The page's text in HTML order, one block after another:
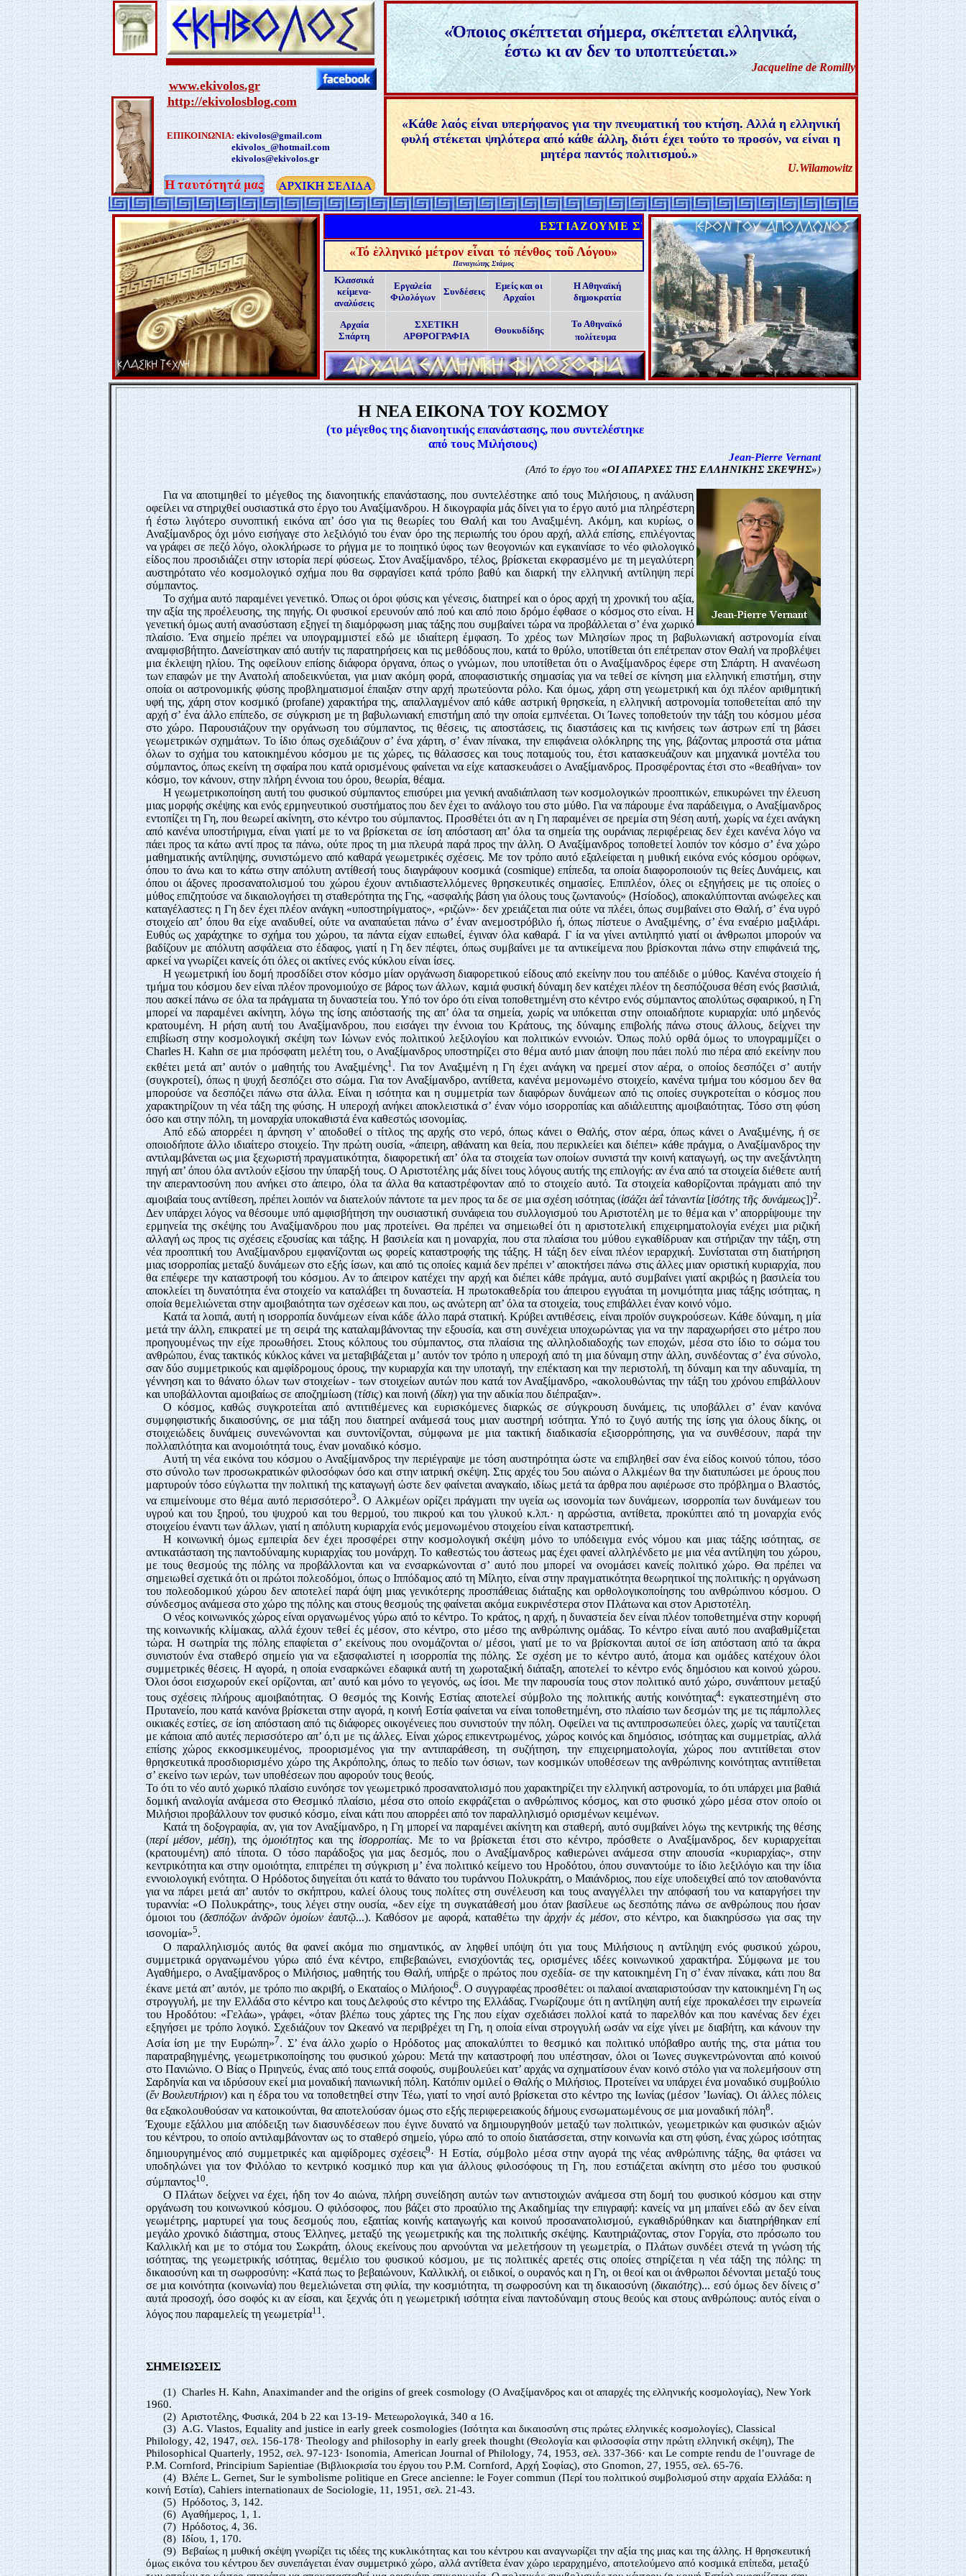
www.ekivolos.gr
http://ekivolosblog.com
ΕΠΙΚΟΙΝΩΝΙΑ: ekivolos@gmail.com
ekivolos_@hotmail.com
ekivolos@ekivolos.gr
«Όποιος σκέπτεται σήμερα, σκέπτεται ελληνικά,
έστω κι αν δεν το υποπτεύεται.»
Jacqueline de Romilly
«Κάθε λαός είναι υπερήφανος για την πνευματική του κτήση. Αλλά η ελληνική
φυλή στέκεται ψηλότερα από κάθε άλλη, διότι έχει τούτο το προσόν, να είναι η
μητέρα παντός πολιτισμού.»
U.Wilamowitz
ΕΣΤΙΑΖΟΥΜΕ ΣΤΟΝ ΑΡΧΑΙΟ ΕΛΛΗΝΙΚΟ ΠΟΛΙΤΙΣΜΟ
«Τό ἑλληνικό μέτρον εἶναι τό πένθος τοῦ Λόγου»
Παναγιώτης Στάμος
Κλασσικά
κείμενα-
αναλύσεις
Εργαλεία
Φιλολόγων
Συνδέσεις
Εμείς και οι
Αρχαίοι
Η Αθηναϊκή
δημοκρατία
Αρχαία
Σπάρτη
ΣΧΕΤΙΚΗ
ΑΡΘΡΟΓΡΑΦΙΑ
Θουκυδίδης
Το Αθηναϊκό
πολίτευμα
Η ΝΕΑ ΕΙΚΟΝΑ ΤΟΥ ΚΟΣΜΟΥ
(το μέγεθος της διανοητικής επανάστασης, που συντελέστηκε
από τους Μιλήσιους)
Jean-Pierre Vernant
(Από το έργο του «ΟΙ ΑΠΑΡΧΕΣ ΤΗΣ ΕΛΛΗΝΙΚΗΣ ΣΚΕΨΗΣ»)
Για να αποτιμηθεί το μέγεθος της διανοητικής επανάστασης, που συντελέστηκε από τους Μιλήσιους, η ανάλυση
οφείλει να στηριχθεί ουσιαστικά στο έργο του Αναξίμανδρου. Η δικογραφία μάς δίνει για το έργο αυτό μια πληρέστερη
ή έστω λιγότερο συνοπτική εικόνα απ’ όσο για τις θεωρίες του Θαλή και του Αναξιμένη. Ακόμη, και κυρίως, ο
Αναξίμανδρος όχι μόνο εισήγαγε στο λεξιλόγιό του έναν όρο της περιωπής του όρου αρχή, αλλά επίσης, επιλέγοντας
να γράφει σε πεζό λόγο, ολοκλήρωσε το ρήγμα με το ποιητικό ύφος των θεογονιών και εγκαινίασε το νέο φιλολογικό
είδος που προσιδιάζει στην ιστορία περί φύσεως. Στον Αναξίμανδρο, τέλος, βρίσκεται εκφρασμένο με τη μεγαλύτερη
αυστηρότατο νέο κοσμολογικό σχήμα που θα σφραγίσει κατά τρόπο βαθύ και διαρκή την ελληνική αντίληψη περί
σύμπαντος.
Το σχήμα αυτό παραμένει γενετικό. Όπως οι όροι φύσις και γένεσις, διατηρεί και ο όρος αρχή τη χρονική του αξία,
την αξία της προέλευσης, της πηγής. Οι φυσικοί ερευνούν από πού και από ποιο δρόμο έφθασε ο κόσμος στο είναι. Η
γενετική όμως αυτή ανασύσταση εξηγεί τη διαμόρφωση μιας τάξης που συμβαίνει τώρα να προβάλλεται σ’ ένα χωρικό
πλαίσιο. Ένα σημείο πρέπει να υπογραμμιστεί εδώ με ιδιαίτερη έμφαση. Το χρέος των Μιλησίων προς τη βαβυλωνιακή αστρονομία είναι
αναμφισβήτητο. Δανείστηκαν από αυτήν τις παρατηρήσεις και τις μεθόδους που, κατά το θρύλο, υποτίθεται ότι επέτρεπαν στον Θαλή να προβλέψει
μια έκλειψη ηλίου. Της οφείλουν επίσης διάφορα όργανα, όπως ο γνώμων, που υποτίθεται ότι ο Αναξίμανδρος έφερε στη Σπάρτη. Η ανανέωση
των επαφών με την Ανατολή αποδεικνύεται, για μιαν ακόμη φορά, αποφασιστικής σημασίας για να τεθεί σε κίνηση μια ελληνική επιστήμη, στην
οποία οι αστρονομικής φύσης προβληματισμοί έπαιξαν στην αρχή πρωτεύοντα ρόλο. Και όμως, χάρη στη γεωμετρική και όχι πλέον αριθμητική
υφή της, χάρη στον κοσμικό (profane) χαρακτήρα της, απαλλαγμένον από κάθε αστρική θρησκεία, η ελληνική αστρονομία τοποθετείται από την
αρχή σ’ ένα άλλο επίπεδο, σε σύγκριση με τη βαβυλωνιακή επιστήμη από την οποία εμπνέεται. Οι Ίωνες τοποθετούν την τάξη του κόσμου μέσα
στο χώρο. Παρουσιάζουν την οργάνωση του σύμπαντος, τις θέσεις, τις αποστάσεις, τις διαστάσεις και τις κινήσεις των άστρων επί τη βάσει
γεωμετρικών σχημάτων. Το ίδιο όπως σχεδιάζουν σ’ ένα χάρτη, σ’ έναν πίνακα, την επιφάνεια ολόκληρης της γης, βάζοντας μπροστά στα μάτια
όλων το σχήμα του κατοικημένου κόσμου με τις χώρες, τις θάλασσες και τους ποταμούς του, έτσι κατασκευάζουν και μηχανικά μοντέλα του
σύμπαντος, όπως εκείνη τη σφαίρα που κατά ορισμένους φαίνεται να είχε κατασκευάσει ο Αναξίμανδρος. Προσφέροντας έτσι στο «θεαθήναι» τον
κόσμο, τον κάνουν, στην πλήρη έννοια του όρου, θεωρία, θέαμα.
Η γεωμετρικοποίηση αυτή του φυσικού σύμπαντος επισύρει μια γενική αναδιάπλαση των κοσμολογικών προοπτικών, επικυρώνει την έλευση
μιας μορφής σκέψης και ενός ερμηνευτικού συστήματος που δεν έχει το ανάλογο του στο μύθο. Για να πάρουμε ένα παράδειγμα, ο Αναξίμανδρος
εντοπίζει τη Γη, που θεωρεί ακίνητη, στο κέντρο του σύμπαντος. Προσθέτει ότι αν η Γη παραμένει σε ηρεμία στη 9έση αυτή, χωρίς να έχει ανάγκη
από κανένα υποστήριγμα, είναι γιατί με το να βρίσκεται σε ίση απόσταση απ’ όλα τα σημεία της ουράνιας περιφέρειας δεν έχει κανένα λόγο να
πάει προς τα κάτω αντί προς τα πάνω, ούτε προς τη μια πλευρά παρά προς την άλλη. Ο Αναξίμανδρος τοποθετεί λοιπόν τον κόσμο σ’ ένα χώρο
μαθηματικής αντίληψης, συνιστώμενο από καθαρά γεωμετρικές σχέσεις. Με τον τρόπο αυτό εξαλείφεται η μυθική εικόνα ενός κόσμου ορόφων,
όπου το άνω και το κάτω στην απόλυτη αντίθεσή τους διαγράφουν κοσμικά (cosmique) επίπεδα, τα οποία διαφοροποιούν τις θείες Δυνάμεις, και
όπου οι άξονες προσανατολισμού του χώρου έχουν αντιδιαστελλόμενες θρησκευτικές σημασίες. Επιπλέον, όλες οι εξηγήσεις με τις οποίες ο
μύθος επιζητούσε να δικαιολογήσει τη σταθερότητα της Γης, «ασφαλής βάση για όλους τους ζωντανούς» (Ησίοδος), αποκαλύπτονται ανώφελες και
καταγέλαστες: η Γη δεν έχει πλέον ανάγκη «υποστηρίγματος», «ριζών»· δεν χρειάζεται πια ούτε να πλέει, όπως συμβαίνει στο Θαλή, σ’ ένα υγρό
στοιχείο απ’ όπου θα είχε αναδυθεί, ούτε να αναπαύεται πάνω σ’ έναν ανεμοστρόβιλο ή, όπως πίστευε ο Αναξιμένης, σ’ ένα εναέριο μαξιλάρι.
Ευθύς ως χαράχτηκε το σχήμα του χώρου, τα πάντα είχαν ειπωθεί, έγιναν όλα καθαρά. Γ ία να γίνει αντιληπτό γιατί οι άνθρωποι μπορούν να
βαδίζουν με απόλυτη ασφάλεια στο έδαφος, γιατί η Γη δεν πέφτει, όπως συμβαίνει με τα αντικείμενα που βρίσκονται πάνω στην επιφάνειά της,
αρκεί να γνωρίζει κανείς ότι όλες οι ακτίνες ενός κύκλου είναι ίσες.
Η γεωμετρική ίου δομή προσδίδει στον κόσμο μίαν οργάνωση διαφορετικού είδους από εκείνην που του απέδιδε ο μύθος. Κανένα στοιχείο ή
τμήμα του κόσμου δεν είναι πλέον προνομιούχο σε βάρος των άλλων, καμιά φυσική δύναμη δεν κατέχει πλέον τη δεσπόζουσα θέση ενός βασιλιά,
που ασκεί πάνω σε όλα τα πράγματα τη δυναστεία του. Υπό τον όρο ότι είναι τοποθετημένη στο κέντρο ενός σύμπαντος απολύτως σφαιρικού, η Γη
μπορεί να παραμένει ακίνητη, λόγω της ίσης απόστασής της απ’ όλα τα σημεία, χωρίς να υπόκειται στην οποιαδήποτε κυριαρχία: υπό μηδενός
κρατουμένη. Η ρήση αυτή του Αναξίμανδρου, που εισάγει την έννοια του Κράτους, της δύναμης επιβολής πάνω στους άλλους, δείχνει την
επιβίωση στην κοσμολογική σκέψη των Ιώνων ενός πολιτικού λεξιλογίου και πολιτικών εννοιών. Όπως πολύ ορθά όμως το υπογραμμίζει ο
CharlesΗ. Kahnσε μια πρόσφατη μελέτη του, ο Αναξίμανδρος υποστηρίζει στο θέμα αυτό μιαν άποψη που πάει πολύ πιο πέρα από εκείνην που
εκθέτει μετά απ’ αυτόν ο μαθητής του Αναξιμένης1. Για τον Αναξιμένη η Γη έχει ανάγκη να ηρεμεί στον αέρα, ο οποίος δεσπόζει σ’ αυτήν
(συγκροτεί), όπως η ψυχή δεσπόζει στο σώμα. Για τον Αναξίμανδρο, αντίθετα, κανένα μεμονωμένο στοιχείο, κανένα τμήμα του κόσμου δεν θα
μπορούσε να δεσπόζει πάνω στα άλλα. Είναι η ισότητα και η συμμετρία των διαφόρων δυνάμεων από τις οποίες συγκροτείται ο κόσμος που
χαρακτηρίζουν τη νέα τάξη της φύσης. Η υπεροχή ανήκει αποκλειστικά σ’ έναν νόμο ισορροπίας και αδιάλειπτης αμοιβαιότητας. Τόσο στη φύση
όσο και στην πόλη, τη μοναρχία υποκαθιστά ένα καθεστώς ισονομίας.
Από εδώ απορρέει η άρνηση ν’ αποδοθεί ο τίτλος της αρχής στο νερό, όπως κάνει ο Θαλής, στον αέρα, όπως κάνει ο Αναξιμένης, ή σε
οποιοδήποτε άλλο ιδιαίτερο στοιχείο. Την πρώτη ουσία, «άπειρη, αθάνατη και θεία, που περικλείει και διέπει» κάθε πράγμα, ο Αναξίμανδρος την
αντιλαμβάνεται ως μια ξεχωριστή πραγματικότητα, διαφορετική απ’ όλα τα στοιχεία των οποίων συνιστά την κοινή καταγωγή, ως την ανεξάντλητη
πηγή απ’ όπου όλα αντλούν εξίσου την ύπαρξή τους. Ο Αριστοτέλης μάς δίνει τους λόγους αυτής της επιλογής: αν ένα από τα στοιχεία διέθετε αυτή
την απεραντοσύνη που ανήκει στο άπειρο, όλα τα άλλα θα καταστρέφονταν από το στοιχείο αυτό. Τα στοιχεία καθορίζονται πράγματι από την
αμοιβαία τους αντίθεση, πρέπει λοιπόν να διατελούν πάντοτε τα μεν προς τα δε σε μια σχέση ισότητας (ἰσάζει ἀεΐ τἀναντία[ἰσότης τῆς δυνάμεως])2.
Δεν υπάρχει λόγος να θέσουμε υπό αμφισβήτηση την ουσιαστική συνάφεια του συλλογισμού του Αριστοτέλη με το θέμα και ν’ απορρίψουμε την
ερμηνεία της σκέψης του Αναξίμανδρου που μας προτείνει. Θα πρέπει να σημειωθεί ότι η αριστοτελική επιχειρηματολογία ενέχει μια ριζική
αλλαγή ως προς τις σχέσεις εξουσίας και τάξης. Η βασιλεία και η μοναρχία, που στα πλαίσια του μύθου εγκαθίδρυαν και στήριζαν την τάξη, στη
νέα προοπτική του Αναξίμανδρου εμφανίζονται ως φορείς καταστροφής της τάξης. Η τάξη δεν είναι πλέον ιεραρχική. Συνίσταται στη διατήρηση
μιας ισορροπίας μεταξύ δυνάμεων στο εξής ίσων, και από τις οποίες καμιά δεν πρέπει ν’ αποκτήσει πάνω στις άλλες μιαν οριστική κυριαρχία, που
θα επέφερε την καταστροφή του κόσμου. Αν το άπειρον κατέχει την αρχή και διέπει κάθε πράγμα, αυτό συμβαίνει γιατί ακριβώς η βασιλεία του
αποκλείει τη δυνατότητα ένα στοιχείο να καταλάβει τη δυναστεία. Η πρωτοκαθεδρία του άπειρου εγγυάται τη μονιμότητα μιας τάξης ισότητας, η
οποία θεμελιώνεται στην αμοιβαιότητα των σχέσεων και που, ως ανώτερη απ’ όλα τα στοιχεία, τους επιβάλλει έναν κοινό νόμο.
Κατά τα λοιπά, αυτή η ισορροπία δυνάμεων είναι κάδε άλλο παρά στατική. Κρύβει αντιθέσεις, είναι προϊόν συγκρούσεων. Κάθε δύναμη, η μία
μετά την άλλη, επικρατεί με τη σειρά της καταλαμβάνοντας την εξουσία, και στη συνέχεια υποχωρώντας για να την παραχωρήσει στο μέτρο που
προηγουμένως την είχε προωθήσει. Στους κόλπους του σύμπαντος, στα πλαίσια της αλληλοδιαδοχής των εποχών, μέσα στο ίδιο το σώμα του
ανθρώπου, ένας τακτικός κύκλος κάνει να μεταβιβάζεται μ’ αυτόν τον τρόπο η υπεροχή από τη μια δύναμη στην άλλη, συνδέοντας σ’ ένα σύνολο,
σαν δύο συμμετρικούς και αμφίδρομους όρους, την κυριαρχία και την υποταγή, την επέκταση και την περιστολή, τη δύναμη και την αδυναμία, τη
γέννηση και το θάνατο όλων των στοιχείων - των στοιχείων αυτών που κατά τον Αναξίμανδρο, «ακολουθώντας την τάξη του χρόνου επιβάλλουν
και υποβάλλονται αμοιβαίως σε αποζημίωση (τίσις) και ποινή (δίκη) για την αδικία που διέπραξαν».
Ο κόσμος, καθώς συγκροτείται από αντιτιθέμενες και ευρισκόμενες διαρκώς σε σύγκρουση δυνάμεις, τις υποβάλλει σ’ έναν κανόνα
συμφηφιστικής δικαιοσύνης, σε μια τάξη που διατηρεί ανάμεσά τους μιαν αυστηρή ισότητα. Υπό το ζυγό αυτής της ίσης για όλους δίκης, οι
στοιχειώδεις δυνάμεις συνενώνονται και συντονίζονται, σύμφωνα με μια τακτική διαδικασία εξισορρόπησης, για να συνθέσουν, παρά την
πολλαπλότητα και ανομοιότητά τους, έναν μοναδικό κόσμο.
Αυτή τη νέα εικόνα του κόσμου ο Αναξίμανδρος την περιέγραψε με τόση αυστηρότητα ώστε να επιβληθεί σαν ένα είδος κοινού τόπου, τόσο
στο σύνολο των προσωκρατικών φιλοσόφων όσο και στην ιατρική σκέψη. Στις αρχές του 5ου αιώνα ο Αλκμέων θα την διατυπώσει με όρους που
μαρτυρούν τόσο εύγλωττα την πολιτική της καταγωγή ώστε δεν φαίνεται αναγκαίο, ιδίως μετά τα άρθρα που αφιέρωσε στο πρόβλημα ο Βλαστός,
να επιμείνουμε στο θέμα αυτό περισσότερο3. Ο Αλκμέων ορίζει πράγματι την υγεία ως ισονομία των δυνάμεων, ισορροπία των δυνάμεων του
υγρού και του ξηρού, του ψυχρού και του θερμού, του πικρού και του γλυκού κ.λπ.· η αρρώστια, αντίθετα, προκύπτει από τη μοναρχία ενός
στοιχείου έναντι των άλλων, γιατί η απόλυτη κυριαρχία ενός μεμονωμένου στοιχείου είναι καταστρεπτική.
Η κοινωνική όμως εμπειρία δεν έχει προσφέρει στην κοσμολογική σκέψη μόνο το υπόδειγμα ενός νόμου και μιας τάξης ισότητας, σε
αντικατάσταση της παντοδύναμης κυριαρχίας του μονάρχη. Το καθεστώς του άστεως μας έχει φανεί αλληλένδετο με μια νέα αντίληψη του χώρου,
με τους θεσμούς της πόλης να προβάλλονται και να ενσαρκώνονται σ’ αυτό που μπορεί να ονομάσει κανείς πολιτικό χώρο. Θα πρέπει να
σημειωθεί σχετικά ότι οι πρώτοι πολεοδόμοι, όπως ο Ιππόδαμος από τη Μίλητο, είναι στην πραγματικότητα θεωρητικοί της πολιτικής: η οργάνωση
του πολεοδομικού χώρου δεν αποτελεί παρά όψη μιας γενικότερης προσπάθειας διάταξης και ορθολογικοποίησης του ανθρώπινου κόσμου. Ο
σύνδεσμος ανάμεσα στο χώρο της πόλης και στους θεσμούς της φαίνεται ακόμα ευκρινέστερα στον Πλάτωνα και στον Αριστοτέλη.
Ο νέος κοινωνικός χώρος είναι οργανωμένος γύρω από το κέντρο. Το κράτος, η αρχή, η δυναστεία δεν είναι πλέον τοποθετημένα στην κορυφή
της κοινωνικής κλίμακας, αλλά έχουν τεθεί ές μέσον, στο κέντρο, στο μέσο της ανθρώπινης ομάδας. Το κέντρο είναι αυτό που αναβαθμίζεται
τώρα. Η σωτηρία της πόλης επαφίεται σ’ εκείνους που ονομάζονται ο/ μέσοι, γιατί με το να βρίσκονται αυτοί σε ίση απόσταση από τα άκρα
συνιστούν ένα σταθερό σημείο για να εξασφαλιστεί η ισορροπία της πόλης. Σε σχέση με το κέντρο αυτό, άτομα και ομάδες κατέχουν όλοι
συμμετρικές θέσεις. Η αγορά, η οποία ενσαρκώνει εδαφικά αυτή τη χωροταξική διάταξη, αποτελεί το κέντρο ενός δημόσιου και κοινού χώρου.
Όλοι όσοι εισχωρούν εκεί ορίζονται, απ’ αυτό και μόνο το γεγονός, ως ίσοι. Με την παρουσία τους στον πολιτικό αυτό χώρο, συνάπτουν μεταξύ
τους σχέσεις πλήρους αμοιβαιότητας. Ο θεσμός της Κοινής Εστίας αποτελεί σύμβολο της πολιτικής αυτής κοινότητας4: εγκατεστημένη στο
Πρυτανείο, που κατά κανόνα βρίσκεται στην αγορά, η κοινή Εστία φαίνεται να είναι τοποθετημένη, στο πλαίσιο των δεσμών της με τις πάμπολλες
οικιακές εστίες, σε ίση απόσταση από τις διάφορες οικογένειες που συνιστούν την πόλη. Οφείλει να τις αντιπροσωπεύει όλες, χωρίς να ταυτίζεται
με κάποια από αυτές περισσότερο απ’ ό,τι με τις άλλες. Είναι χώρος επικεντρωμένος, χώρος κοινός και δημόσιος, ισότητας και συμμετρίας, αλλά
επίσης χώρος εκκοσμικευμένος, προορισμένος για την αντιπαράθεση, τη συ­ζήτηση, την επιχειρηματολογία, χώρος που αντιτίθεται στον
θρησκευτικά προσδιορισμένο χώρο της Ακρόπολης, όπως το πεδίο των όσιων, των κοσμικών υποθέσεων της ανθρώπινης κοινότητας αντιτίθεται
σ’ εκείνο των ιερών, των υποθέσεων που αφορούν τους θεούς.
Το ότι το νέο αυτό χωρικό πλαίσιο ευνόησε τον γεωμετρικό προσανατολισμό που χαρακτηρίζει την ελληνική αστρονομία, το ότι υπάρχει μια βαθιά
δομική αναλογία ανάμεσα στο Θεσμικό πλαίσιο, μέσα στο οποίο εκφράζεται ο ανθρώπινος κόσμος, και στο φυσικό χώρο μέσα στον οποίο οι
Μιλήσιοι προβάλλουν τον φυσικό κόσμο, είναι κάτι που απορρέει από τον παραλληλισμό ορισμένων κειμένων.
Κατά τη δοξογραφία, αν, για τον Αναξίμανδρο, η Γη μπορεί να παραμένει ακίνητη και σταθερή, αυτό συμβαίνει λόγω της κεντρικής της θέσης
(περί μέσον, μέση), τηςὁμοιότητοςκαι τηςἰσορροπίας. Με το να βρίσκεται έτσι στο κέντρο, πρόσθετε ο Αναξίμανδρος, δεν κυριαρχείται
(κρατουμένη) από τίποτα. Ο τόσο παράδοξος για μας δεσμός, που ο Αναξίμανδρος καθιερώνει ανάμεσα στην απουσία «κυριαρχίας», στην
κεντρικότητα και στην ομοιότητα, επιτρέπει τη σύγκριση μ’ ένα πολιτικό κείμενο του Ηροδότου, όπου συναντούμε το ίδιο λεξιλόγιο και την ίδια
εννοιολογική ενότητα. Ο Ηρόδοτος διηγείται ότι κατά το θάνατο του τυράννου Πολυκράτη, ο Μαιάνδριος, που είχε υποδειχθεί από τον αποθανόντα
για να πάρει μετά απ’ αυτόν το σκήπτρου, καλεί όλους τους πολίτες στη συνέλευση και τους αναγγέλλει την απόφασή του να καταρ­γήσει την
τυραννία: «Ο Πολυκράτης», τους λέγει στην ουσία, «δεν είχε τη συγκατάθεσή μου όταν βασίλευε ως δεσπότης πάνω σε ανθρώπους που ήσαν
όμοιοι του (δεσπόζων ἀνδρῶν ὁμοίων ἑαυτῷ...). Καθόσον με αφορά, καταθέτω την ἀρχήν ἐς μέσον, στο κέντρο, και διακηρύσσω για σας την
ισονομία»5.
Ο παραλληλισμός αυτός θα φανεί ακόμα πιο σημαντικός, αν ληφθεί υπόψη ότι για τους Μιλήσιους η αντίληψη ενός φυσικού χώρου,
συμμετρικά οργανωμένου γύρω από ένα κέντρο, επιβεβαιώνει, ενισχύοντάς τες, ορισμένες ιδέες κοινωνικού χαρακτήρα. Σύμφωνα με του
Αγαθήμερο, ο Αναξίμανδρος ο Μιλήσιος, μαθητής του Θαλή, υπήρξε ο πρώτος που σχεδία- σε την κατοικημένη Γη σ’ έναν πίνακα, κάτι που 8α
έκανε μετά απ’ αυτόν, με τρόπο πιο ακριβή, ο Εκαταίος ο Μιλήοιος6. Ο συγγραφέας προσθέτει: οι παλαιοί αναπαριστούσαν την κατοικημένη Γη ως
στρογγυλή, με την Ελλάδα στο κέντρο και τους Δελφούς στο κέντρο της Ελλάδας. Γνωρίζουμε ότι η αντίληψη αυτή είχε προκαλέσει την ειρωνεία
του Ηροδότου: «Γελάω», γράφει, «όταν βλέπω τους χάρτες της Γης που είχαν σχεδιάσει πολλοί κατά το παρελθόν και που κανένας δεν έχει
εξηγήσει με τρόπο λογικό. Σχεδιάζουν τον Ωκεανό να περιβρέχει τη Γη, η οποία είναι στρογγυλή ωσάν να είχε γίνει με διαβήτη, και κάνουν την
Ασία ίση με την Ευρώπη»7. Σ’ ένα άλλο χωρίο ο Ηρόδοτος μας αποκαλύπτει το θεσμικό και πολιτικό υπόβαθρο αυτής της, στα μάτια του
παρατραβηγμένης, γεωμετρικοποίησης του φυσικού χώρου: Μετά την καταστροφή που υπέστησαν, όλοι οι Ίωνες συγκεντρώνονται από κοινού
στο Πανιώνιο. Ο Βίας ο Πριηνεύς, ένας από τους επτά σοφούς, συμβουλεύει κατ’ αρχάς να σχηματίσουν έναν κοινό στόλο για να πολεμήσουν στη
Σαρδηνία και να ιδρύσουν εκεί μια μοναδική πανιωνική πόλη. Κατόπιν ομιλεί ο Θαλής ο Μιλήσιος. Προτείνει να υπάρχει ένα μοναδικό συμβούλιο
(ἕν Βουλευτήριον) και η έδρα του να τοποθετηθεί στην Τέω, γιατί το νησί αυτό βρίσκεται στο κέντρο της Ιωνίας (μέσον ’Ιωνίας). Οι άλλες πόλεις
θα εξακολουθούσαν να κατοικούνται, θα αποτελούσαν όμως στο εξής περιφερειακούς δήμους ενσωματωμένους σε μια μοναδική πόλη8.
Έχουμε εξάλλου μια απόδειξη των διασυνδέσεων που έγινε δυνατό να δημιουργηθούν μεταξύ των πολιτικών, γεωμετρικών και φυσικών αξιών
του κέντρου, το οποίο αντιλαμβάνονταν ως το σταθερό σημείο, γύρω από το οποίο διατάσσεται, στην κοινωνία και στη φύση, ένας χώρος ισότητας
δημιουργημένος από συμμετρικές και αμφίδρομες σχέσεις9· Η Εστία, σύμβολο μέσα στην αγορά της νέας ανθρώπινης τάξης, θα φτάσει να
υποδηλώνει για τον Φιλόλαο το κεντρικό κοσμικό πυρ και για άλλους φιλοσόφους τη Γη, που εστιάζεται ακίνητη στο μέσο του φυσικού
σύμπαντος10.
Ο Πλάτων δείχνει να έχει, ήδη τον 4ο αιώνα, πλήρη συνείδηση αυτών των αντιστοιχιών ανάμεσα στη δομή του φυσικού κόσμου και στην
οργάνωση του κοινωνικού κόσμου. Ο φιλόσοφος, που βάζει στο προαύλιο της Ακαδημίας την επιγραφή: κανείς να μη μπαίνει εδώ αν δεν είναι
γεωμέτρης, μαρτυρεί για τους δεσμούς που, εξαιτίας κοινής καταγωγής και κοινού προσανατολισμού, εγκαθιδρύθηκαν και διατηρήθηκαν επί
μεγάλο χρονικό διάστημα, στους Έλληνες, μεταξύ της γεωμετρικής και της πολιτικής σκέψης. Καυτηριάζοντας, στον Γοργία, στο πρόσωπο του
Καλλικλή και με το στόμα του Σωκράτη, όλους εκείνους που αρνούνται να μελετήσουν τη γεωμετρία, ο Πλάτων συνδέει στενά τη γνώση τής
ισότητας, της γεωμετρικής ισότητας, θεμέλιο του φυσικού κόσμου, με τις πολιτικές αρετές στις οποίες στηρίζεται η νέα τάξη της πόλης: τη
δικαιοσύνη και τη σωφροσύνη: «Κατά πως το βεβαιώνουν, Καλλικλή, οι ειδικοί, ο ουρανός και η Γη, οι θεοί και οι άνθρωποι δένονται μεταξύ τους
σε μια κοινότητα (κοινωνία) που θεμελιώνεται στη φιλία, την κοσμιότητα, τη σωφροσύνη και τη δικαιοσύνη (δικαιότης)... εσύ όμως δεν δίνεις σ’
αυτά προσοχή, όσο σοφός κι αν είσαι, και ξεχνάς ότι η γεωμετρική ισότητα είναι παντοδύναμη στους θεούς και στους ανθρώπους: αυτός είναι ο
λόγος που παραμελείς τη γεωμετρία11.
ΣΗΜΕΙΩΣΕΙΣ
(1) Charles Η. Kahn, Anaximander and the origins of greek cosmology (Ο Αναξίμανδρος και ot απαρχές της ελληνικής κοσμολογίας), New York
1960.
(2) Αριστοτέλης, Φυσικά, 204 b22 και 13-19- Μετεωρολογικά, 340 α 16.
(3) A.G. Vlastos,Equality and justice in early greek cosmologies(Ισότητα και δικαιοσύνη στις πρώτες ελληνικές κοσμολογίες), Classical
Philology, 42, 1947, σελ. 156-178· Theology and philosophy in early greek thought(Θεολογία και φιλοσοφία στην πρώτη ελληνική σκέψη), The
Philosophical Quarterly, 1952, σελ. 97-123· Isonomia,American Journal of Philology, 74, 1953, σελ. 337-366· και Le compte rendu de l’ouvrage de
P.M. Cornford, Principium Sapientiae (Βιβλιοκρισία του έργου του P.M. Cornford, Αρχή Σοφίας), στο Gnomon, 27, 1955, σελ. 65-76.
(4) ΒλέπεL. Gernet, Sur le symbolisme politique en Grece ancienne:le Foyer commun(Περί του πολιτικού συμβολισμού στην αρχαία Ελλάδα: η
κοινή Εστία), Cahiers internationaux de Sociologie, 11, 1951, σελ. 21-43.
(5) Ηρόδοτος, 3, 142.
(6) Αγαθήμερος, 1, 1.
(7) Ηρόδοτος, 4, 36.
(8) Ιδίου, 1, 170.
(9) Βεβαίως η μυθική σκέψη γνωρίζει τις ιδέες της κυκλικότητας και του κέντρου και αναγνωρίζει την αξία της μιας και της άλλης. Η θρησκευτική
όμως εικόνα του κέντρου δεν συνεπάγεται έναν συμμετρικό χώρο, αλλά αντίθετα έναν χώρο ιεραρχημένο, αποτελούμενο από κοσμικά επίπεδα, μεταξύ